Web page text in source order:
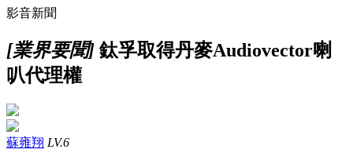
影音新聞
[業界要聞] 鈦孚取得丹麥Audiovector喇
叭代理權
蘇雍翔 LV.6